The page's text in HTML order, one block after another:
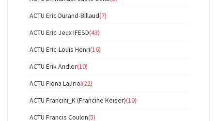
ACTU Eric Durand-Billaud(7)
ACTU Eric Jeux IFESD(43)
ACTU Eric-Louis Henri(16)
ACTU Erik Andler(10)
ACTU Fiona Lauriol(22)
ACTU Francini_K (Francine Keiser)(10)
ACTU Francis Coulon(5)